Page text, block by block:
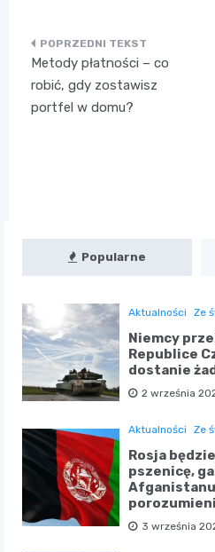
Nawigacja
wpisu
Metody płatności – co
robić, gdy zostawisz
portfel w domu?
Popularne
Aktualności Ze
Niemcy
Republice
dostanie
2 września
Aktualności Ze
Rosja
pszenicę,
3 września